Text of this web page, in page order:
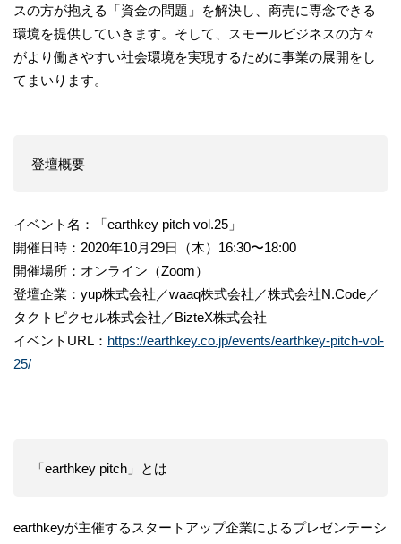
スの方が抱える「資金の問題」を解決し、商売に専念できる
環境を提供していきます。そして、スモールビジネスの方々
がより働きやすい社会環境を実現するために事業の展開をし
てまいります。
登壇概要
イベント名：「earthkey pitch vol.25」
開催日時：2020年10月29日（木）16:30〜18:00
開催場所：オンライン（Zoom）
登壇企業：yup株式会社／waaq株式会社／株式会社N.Code／
タクトピクセル株式会社／BizteX株式会社
イベントURL： https://earthkey.co.jp/events/earthkey-pitch-vol-
25/
「earthkey pitch」とは
earthkeyが主催するスタートアップ企業によるプレゼンテーシ